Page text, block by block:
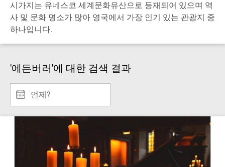
시가지는 유네스코 세계문화유산으로 등재되어 있으며 역
사 및 문화 명소가 많아 영국에서 가장 인기 있는 관광지 중
하나입니다.
'에든버러'에 대한 검색 결과
언제?